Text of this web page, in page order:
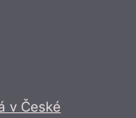
v České